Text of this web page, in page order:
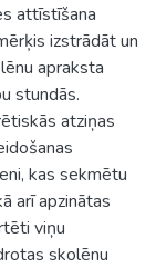
attīstīšana
izstrādāt un
apraksta
stundās.
atziņas
kas sekmētu
arī apzinātas
viņu
skolēnu